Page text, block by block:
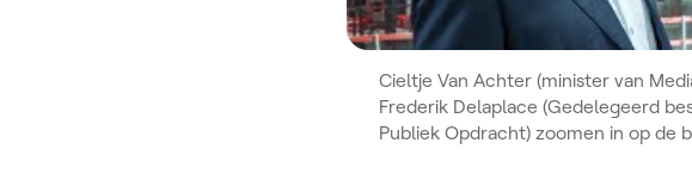
Cieltje Van Achter (minister van
Frederik Delaplace (Gedelegeerd
Publiek Opdracht) zoomen in op de